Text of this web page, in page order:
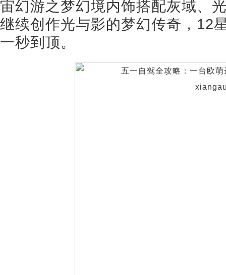
宙幻游之梦幻境内饰搭配灰域、
继续创作光与影的梦幻传奇，12
一秒到顶。